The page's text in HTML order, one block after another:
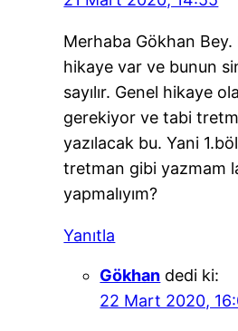
Merhaba Gökhan
hikaye var ve bunun
sayılır. Genel hikaye
gerekiyor ve tabi
yazılacak bu. Yani
tretman gibi yazmam
yapmalıyım?
Yanıtla
Gökhan dedi ki:
22 Mart 2020,